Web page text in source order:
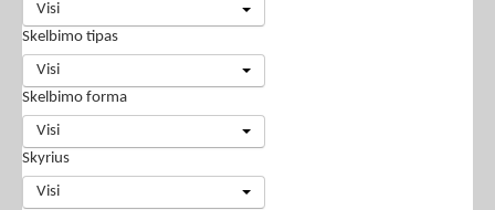
Visi
Skelbimo tipas
Visi
Skelbimo forma
Visi
Skyrius
Visi